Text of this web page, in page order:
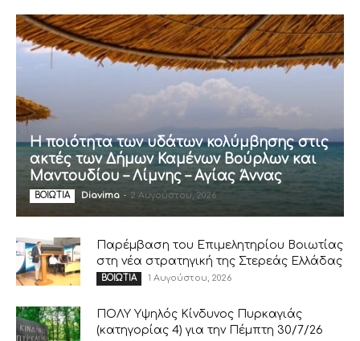
Η ποιότητα των υδάτων κολύμβησης στις
ακτές των Δήμων Καμένων Βούρλων και
Μαντουδίου – Λίμνης – Αγίας Άννας
ΒΟΙΩΤΙΑ Diavima - 2 Αυγούστου, 2026
Παρέμβαση του Επιμελητηρίου Βοιωτίας
στη νέα στρατηγική της Στερεάς Ελλάδας
ΒΟΙΩΤΙΑ 1 Αυγούστου, 2026
ΠΟΛΥ Υψηλός Κίνδυνος Πυρκαγιάς
(κατηγορίας 4) για την Πέμπτη 30/7/26